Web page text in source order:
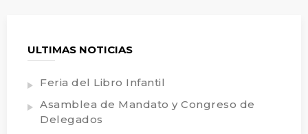
ULTIMAS NOTICIAS
Feria del Libro Infantil
Asamblea de Mandato y Congreso de
Delegados